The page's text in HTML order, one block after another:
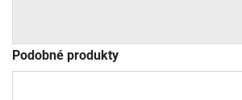
Podobné produkty